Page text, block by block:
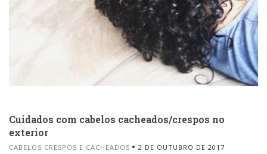
Cuidados com cabelos cacheados/crespos no
exterior
CABELOS CRESPOS E CACHEADOS 2 DE OUTUBRO DE 2017